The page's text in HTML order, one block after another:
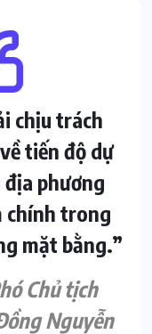
chịu trách
tiến độ dự
phương
chính trong
mặt bằng.”
Chủ tịch
Nguyễn